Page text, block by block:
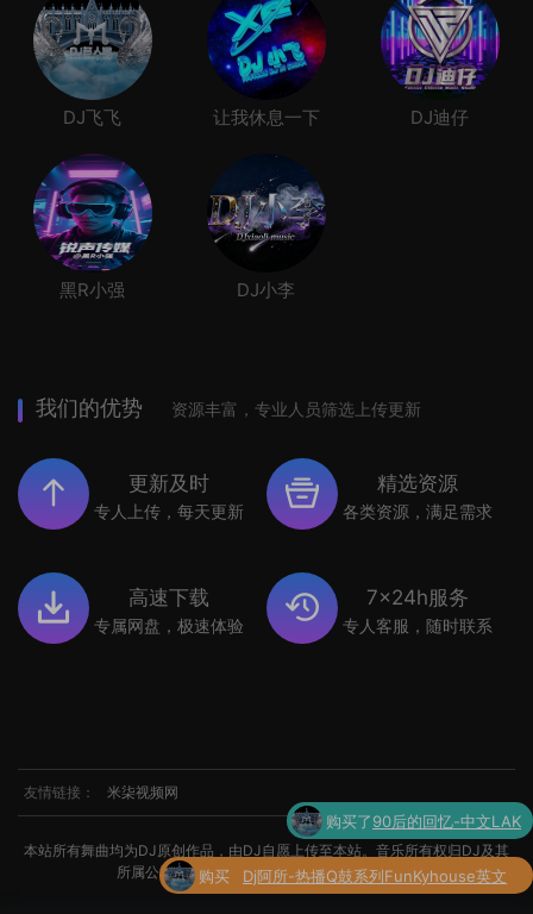
DJ飞飞 让我休息一下 DJ迪仔
黑R小强 DJ小李
我们的优势 资源丰富，专业人员筛选上传更新
更新及时
专人上传，每天更新
精选资源
各类资源，满足需求
高速下载
专属网盘，极速体验
7x24h服务
专人客服，随时联系
友情链接： 米柒视频网
本站所有舞曲均为DJ原创作品，由DJ自愿上传至本站。音乐所有权归DJ及其
所属公司所有。如涉及侵权，请联系我们处理。
购买
了
Dj阿所-热播Q鼓系列FunKyhouse英文
串烧
购买了世界杯专辑小串